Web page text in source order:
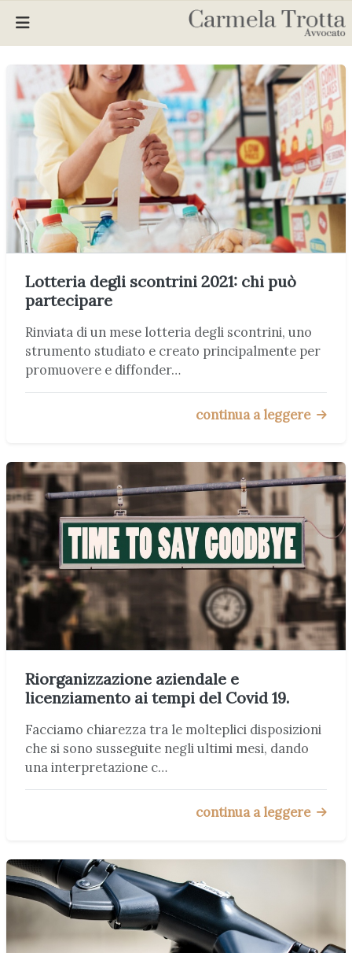
Lotteria degli scontrini 2021: chi può
partecipare
Rinviata di un mese lotteria degli scontrini, uno
strumento studiato e creato principalmente per
promuovere e diffonder…
continua a leggere
Riorganizzazione aziendale e
licenziamento ai tempi del Covid 19.
Facciamo chiarezza tra le molteplici disposizioni
che si sono susseguite negli ultimi mesi, dando
una interpretazione c…
continua a leggere